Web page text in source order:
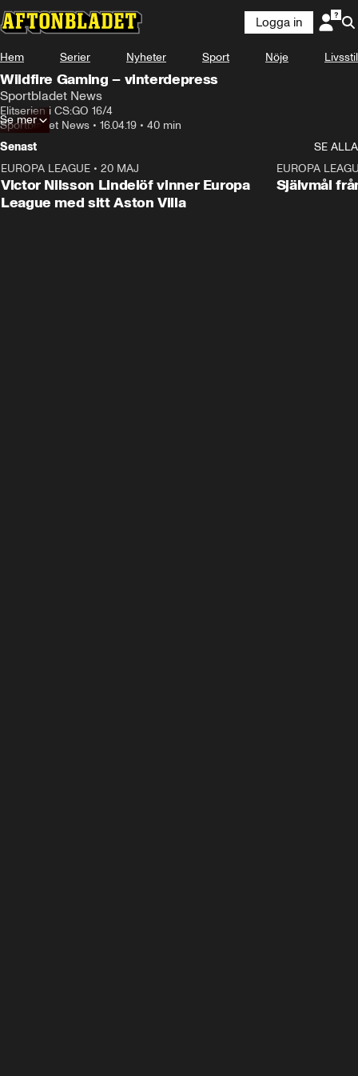
Logga in
Hem Serier Nyheter Sport Nöje Livsstil
Wildfire Gaming – vinterdepress
Sportbladet News
Elitserien i CS:GO 16/4
Sportbladet News • 16.04.19 • 40 min
Se mer
Senast
SE ALLA
EUROPA LEAGUE • 20 MAJ
Victor Nilsson Lindelöf vinner Europa
League med sitt Aston Villa
EUROPA
Självmål